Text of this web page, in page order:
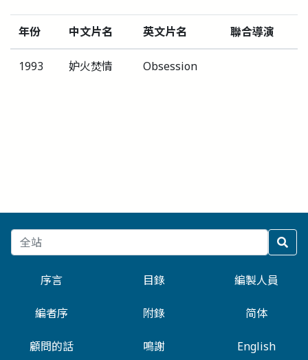
年份 中文片名 英文片名 聯合導演
1993 妒火焚情 Obsession
序言 目錄 編製人員
編者序 附錄 简体
顧問的話 鳴謝 English